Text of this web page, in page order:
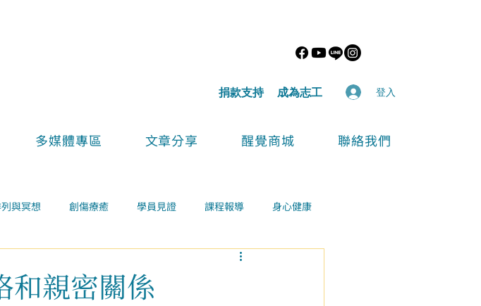
​捐款支持 ​成為志工 登入
多媒體專區 文章分享 醒覺商城 聯絡我們
與冥想 創傷療癒 學員見證 課程報導 身心健康
和親密關係